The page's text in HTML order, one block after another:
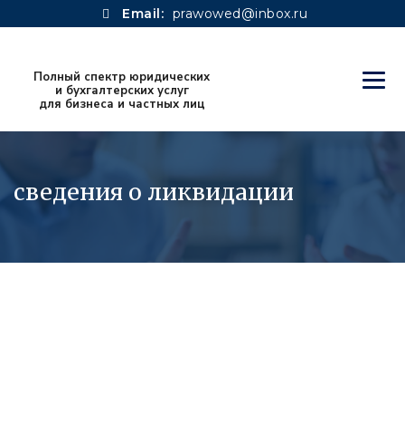
Email: prawowed@inbox.ru
сведения о ликвидации